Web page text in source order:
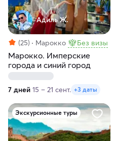
Адиль Ж.
(25) Марокко Без визы
Марокко. Имперские
города и синий город
7 дней 15 – 21 сент. +3 даты
Экскурсионные туры